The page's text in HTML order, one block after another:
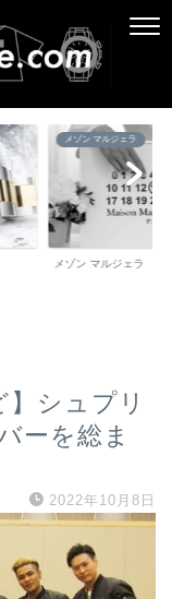
ブランド百科事典
ブランド百科事典
】シュプリ
ーを総ま
2022年10月8日